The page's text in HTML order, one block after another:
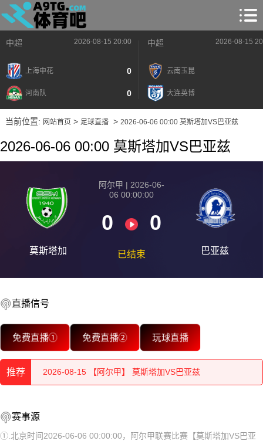
中超 2026-08-15 20:00
上海申花 0
河南队 0
中超 2026-08-15
云南玉昆
大连英博
当前位置: 网站首页> 足球直播> 2026-06-06 00:00 莫斯塔加VS巴亚兹
2026-06-06 00:00 莫斯塔加VS巴亚兹
莫斯塔加
阿尔甲 | 2026-06-
06 00:00:00
0 0
已结束 巴亚兹
直播信号
免费直播① 免费直播② 玩球直播
推荐
2026-08-15 【阿尔甲】 莫斯塔加VS巴亚兹
2026-08-15 【阿尔甲】 莫斯塔加VS巴亚兹
赛事源
①.北京时间2026-06-06 00:00:00，阿尔甲联赛比赛【莫斯塔加VS巴亚